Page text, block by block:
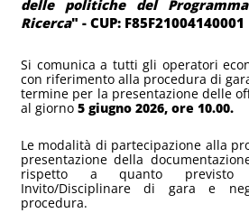
delle politiche del
Ricerca" - CUP: F85F21004140001
Si comunica a tutti gli operatori
con riferimento alla procedura di
termine per la presentazione delle
al giorno 5 giugno 2026, ore 10.00.
Le modalità di partecipazione alla
presentazione della
rispetto a quanto
Invito/Disciplinare di gara e
procedura.